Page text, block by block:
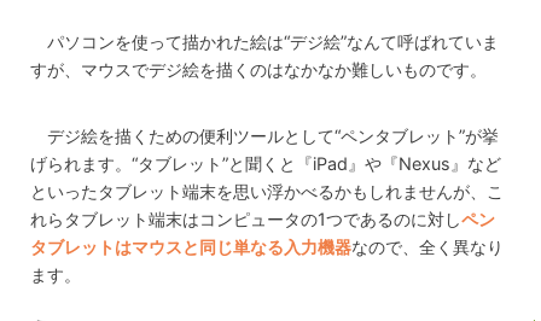
パソコンを使って描かれた絵は“デジ絵”なんて呼ばれていま
すが、マウスでデジ絵を描くのはなかなか難しいものです。
デジ絵を描くための便利ツールとして“ペンタブレット”が挙
げられます。“タブレット”と聞くと『iPad』や『Nexus』など
といったタブレット端末を思い浮かべるかもしれませんが、こ
れらタブレット端末はコンピュータの1つであるのに対しペン
タブレットはマウスと同じ単なる入力機器なので、全く異なり
ます。